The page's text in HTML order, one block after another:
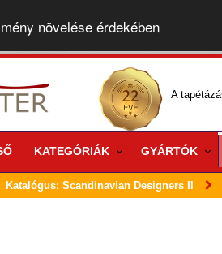
növelése érdekében
A
KATEGÓRIÁK GYÁRTÓK
Katalógus: Scandinavian Designers II